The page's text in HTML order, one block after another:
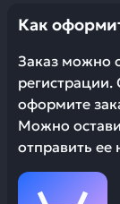
Как
Заказ можно
оформите
Можно
отправить ее